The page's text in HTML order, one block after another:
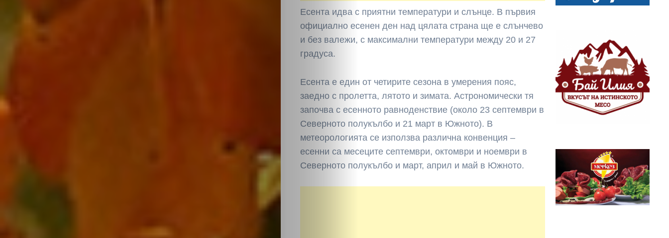
Есента идва с приятни температури и слънце. В първия
официално есенен ден над цялата страна ще е слънчево
и без валежи, с максимални температури между 20 и 27
градуса.
Есента е един от четирите сезона в умерения пояс,
заедно с пролетта, лятото и зимата. Астрономически тя
започва с есенното равноденствие (около 23 септември в
Северното полукълбо и 21 март в Южното). В
метеорологията се използва различна конвенция –
есенни са месеците септември, октомври и ноември в
Северното полукълбо и март, април и май в Южното.